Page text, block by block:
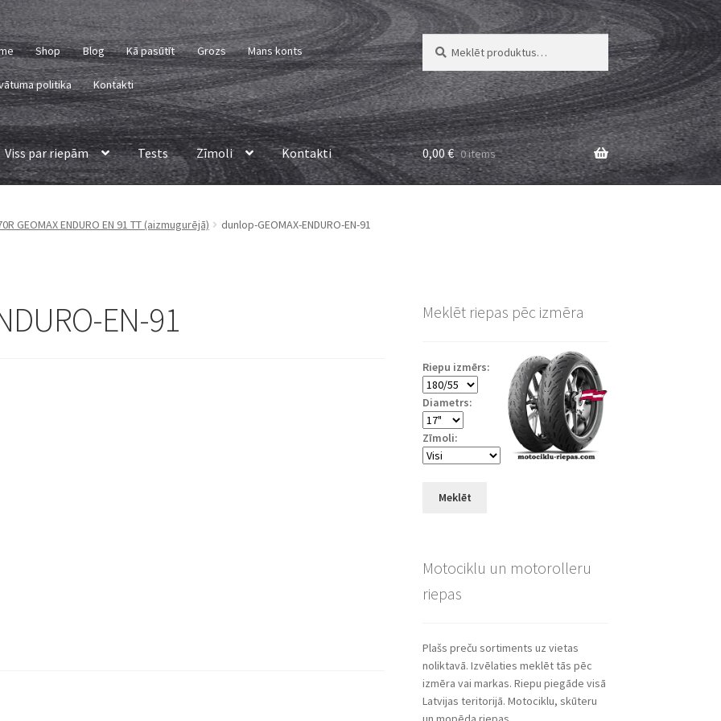
Shop Blog Kā pasūtīt Grozs Mans konts
politika Kontakti
Meklēt:
Meklēt
Viss par riepām Tests Zīmoli Kontakti 0,00€ 0 items
GEOMAX ENDURO EN 91 TT (aizmugurējā) dunlop-GEOMAX-ENDURO-EN-91
EN-91 Meklēt riepas pēc izmēra
Riepu izmērs:
Diametrs:
Zīmoli:
Meklēt
Motociklu un motorolleru
riepas
Plašs preču sortiments uz vietas
noliktavā. Izvēlaties meklēt tās pēc
izmēra vai markas. Riepu piegāde visā
Latvijas teritorijā. Motociklu, skūteru